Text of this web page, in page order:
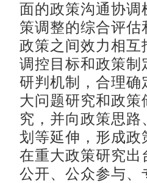
面的政策沟通协
策调整的综合评
政策之间效力相
调控目标和政策
研判机制，合理
大问题研究和政
究，并向政策思
划等延伸，形成
在重大政策研究
公开、公众参与